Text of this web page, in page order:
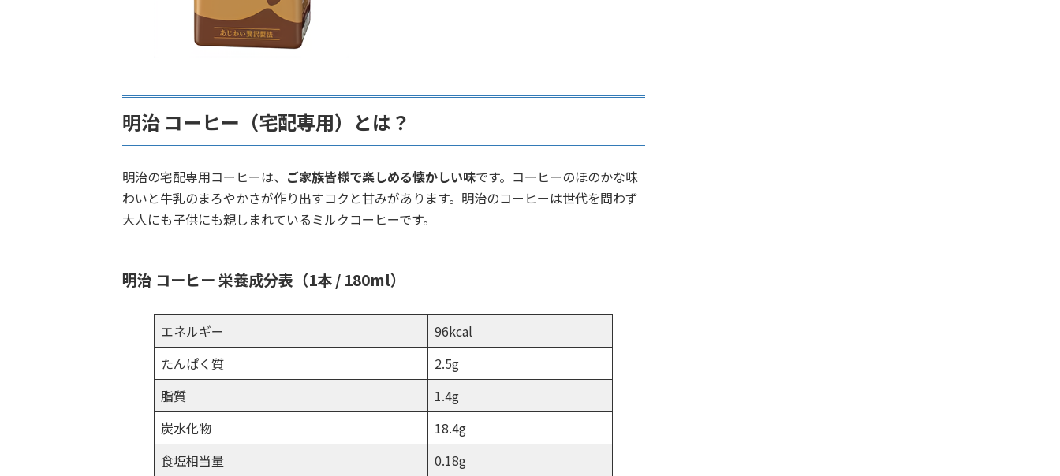
明治 コーヒー（宅配専用）とは？
明治の宅配専用コーヒーは、 ご家族皆様で楽しめる懐かしい味です。 コーヒーのほのかな味
わいと牛乳のまろやかさが作り出すコクと甘みがあります。 明治のコーヒーは世代を問わず
大人にも子供にも親しまれているミルクコーヒーです。
明治 コーヒー 栄養成分表（1本 / 180ml）
エネルギー
96kcal
たんぱく質
2.5g
脂質
1.4g
炭水化物
18.4g
食塩相当量
0.18g